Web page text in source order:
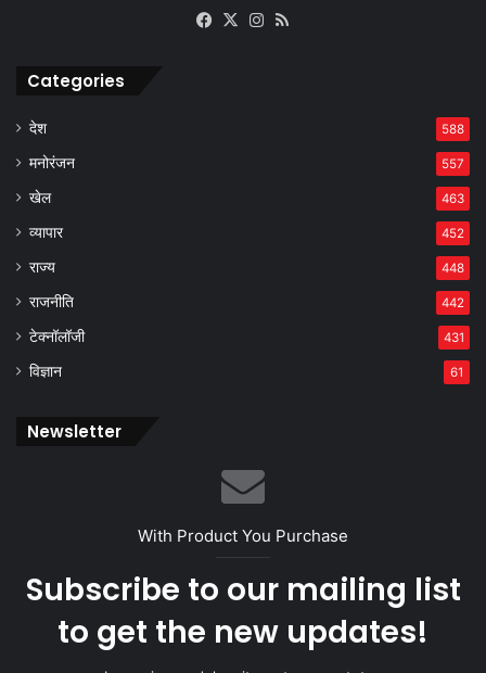
Facebook
X Instagram
Categories
देश 588
मनोरंजन 557
खेल 463
व्यापार 452
राज्य 448
राजनीति 442
टेक्नॉलॉजी 431
विज्ञान 61
Newsletter
With Product You Purchase
Subscribe to our mailing list
to get the new updates!